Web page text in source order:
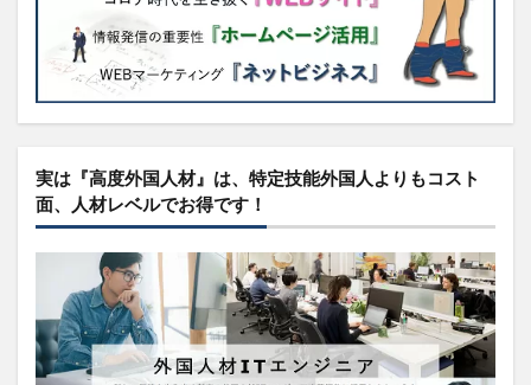
実は『高度外国人材』は、特定技能外国人よりもコスト
面、人材レベルでお得です！